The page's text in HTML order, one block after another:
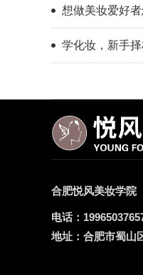
想做美妆爱好
新手入门完整
学化妆，新手
只看外表
合肥悦风美妆学院
电话：
地址： 合肥市蜀山